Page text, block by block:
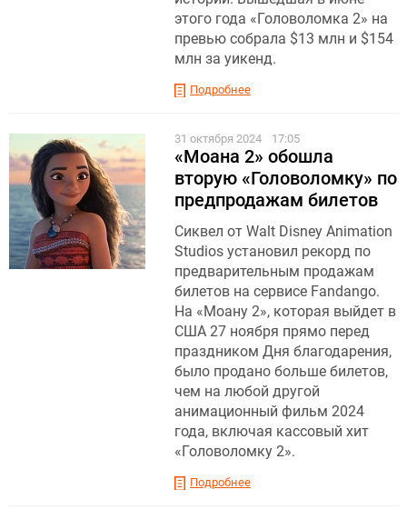
этого года «Головоломка 2» на
превью собрала $13 млн и $154
млн за уикенд.
Подробнее
31 октября 2024 17:05
«Моана 2» обошла
вторую «Головоломку» по
предпродажам билетов
Сиквел от Walt Disney Animation
Studios установил рекорд по
предварительным продажам
билетов на сервисе Fandango.
На «Моану 2», которая выйдет в
США 27 ноября прямо перед
праздником Дня благодарения,
было продано больше билетов,
чем на любой другой
анимационный фильм 2024
года, включая кассовый хит
«Головоломку 2».
Подробнее